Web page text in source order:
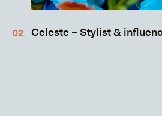
Celeste – Stylist &